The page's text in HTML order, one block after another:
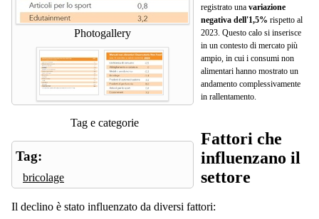
Photogallery
Tag e categorie
Tag:
bricolage
registrato una variazione
negativa dell'1,5% rispetto al
2023. Questo calo si inserisce
in un contesto di mercato più
ampio, in cui i consumi non
alimentari hanno mostrato un
andamento complessivamente
in rallentamento.
Fattori che
influenzano il
settore
Il declino è stato influenzato da diversi fattori: